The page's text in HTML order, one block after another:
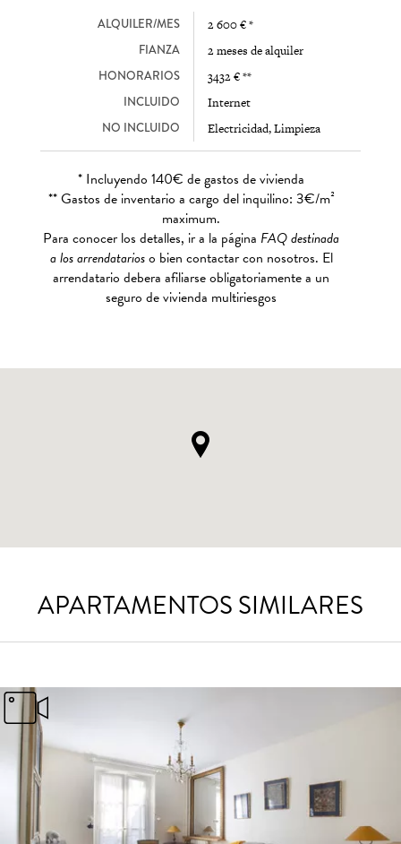
ALQUILER/MES 2 600 € *
FIANZA 2 meses de alquiler
HONORARIOS 3432 € **
INCLUIDO Internet
NO INCLUIDO Electricidad, Limpieza
* Incluyendo 140€ de gastos de vivienda
** Gastos de inventario a cargo del inquilino: 3€/m²
maximum.
Para conocer los detalles, ir a la página FAQ destinada
a los arrendatarioso bien contactar con nosotros. El
arrendatario debera afiliarse obligatoriamente a un
seguro de vivienda multiriesgos
APARTAMENTOS SIMILARES